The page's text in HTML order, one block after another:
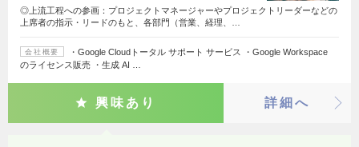
◎上流工程への参画：プロジェクトマネージャーやプロジェクトリーダーなどの
上席者の指示・リードのもと、各部門（営業、経理、…
会社概要
・Google Cloudトータル サポート サービス ・Google Workspace
のライセンス販売 ・生成 AI …
興味あり 詳細へ